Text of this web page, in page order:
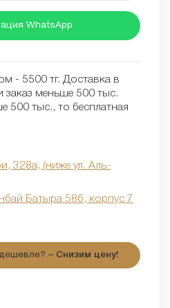
WhatsApp
- 5500 тг. Доставка в
заказ меньше 500 тыс.
500 тыс., то бесплатная
328а, (ниже ул. Аль-
Батыра 58б, корпус 7
– Снизим цену!